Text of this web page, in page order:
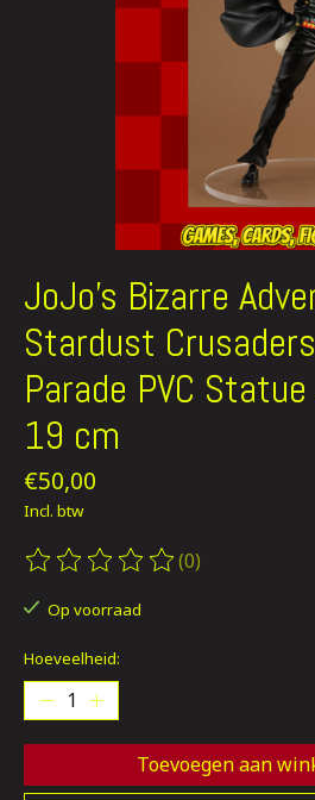
JoJo's Bizarre
Stardust
Parade PVC
19 cm
€50,00
Incl. btw
De beoordeling van dit product is
(0)
Op voorraad
Hoeveelheid:
Toevoegen aan